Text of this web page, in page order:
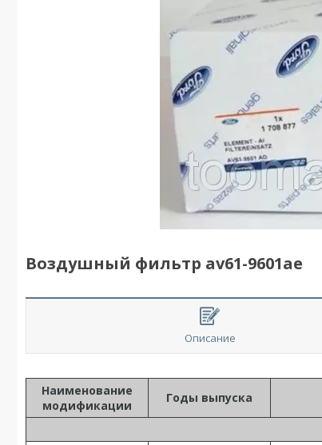
Воздушный фильтр av61-9601ae
Описание
Наименование
модификации
Годы выпуска